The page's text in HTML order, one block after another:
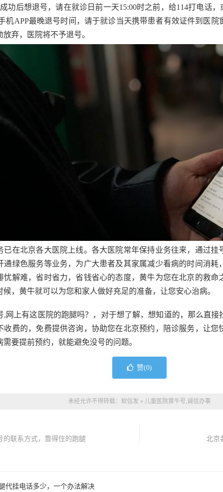
功后想退号，请在就诊日前一天15:00时之前，给114打电话
机APP最晚退号时间，请于就诊当天携带患者有效证件到医院
弃，医院将不予退号。
已在北京各大医院上线。各大医院常年保持业务往来，通过挂
通绿色服务等业务，为广大患者及其家属减少看病的时间消耗
忧解难，省时省力，省钱省心的态度，黄牛为您在北京的救命
候，黄牛就可以为您和家人做好充足的准备，让您安心治病。
,网上有这医院的跑腿吗？，对于想了解，想知道的，那么直
收费的，免费提供咨询，协助您在北京预约，陪诊服务，让您
要提前预约，就能避免没号的问题。
赞(0)
未经允许不得转载： 软信发 » 儿童医院黄牛号,诚信办事
的联系方式，靠得住的跑腿
北京
代挂电话多少，一个办法解决